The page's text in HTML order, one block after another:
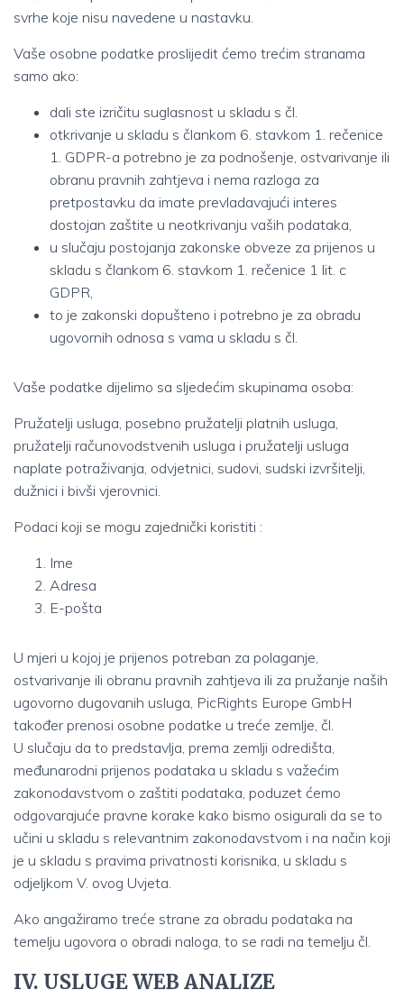
svrhe koje nisu navedene u nastavku.
Vaše osobne podatke proslijedit ćemo trećim stranama
samo ako:
dali ste izričitu suglasnost u skladu s čl.
otkrivanje u skladu s člankom 6. stavkom 1. rečenice
1. GDPR-a potrebno je za podnošenje, ostvarivanje ili
obranu pravnih zahtjeva i nema razloga za
pretpostavku da imate prevladavajući interes
dostojan zaštite u neotkrivanju vaših podataka,
u slučaju postojanja zakonske obveze za prijenos u
skladu s člankom 6. stavkom 1. rečenice 1 lit. c
GDPR,
to je zakonski dopušteno i potrebno je za obradu
ugovornih odnosa s vama u skladu s čl.
Vaše podatke dijelimo sa sljedećim skupinama osoba:
Pružatelji usluga, posebno pružatelji platnih usluga,
pružatelji računovodstvenih usluga i pružatelji usluga
naplate potraživanja, odvjetnici, sudovi, sudski izvršitelji,
dužnici i bivši vjerovnici.
Podaci koji se mogu zajednički koristiti :
Ime
Adresa
E-pošta
U mjeri u kojoj je prijenos potreban za polaganje,
ostvarivanje ili obranu pravnih zahtjeva ili za pružanje naših
ugovorno dugovanih usluga, PicRights Europe GmbH
također prenosi osobne podatke u treće zemlje, čl.
U slučaju da to predstavlja, prema zemlji odredišta,
međunarodni prijenos podataka u skladu s važećim
zakonodavstvom o zaštiti podataka, poduzet ćemo
odgovarajuće pravne korake kako bismo osigurali da se to
učini u skladu s relevantnim zakonodavstvom i na način koji
je u skladu s pravima privatnosti korisnika, u skladu s
odjeljkom V. ovog Uvjeta.
Ako angažiramo treće strane za obradu podataka na
temelju ugovora o obradi naloga, to se radi na temelju čl.
IV. USLUGE WEB ANALIZE